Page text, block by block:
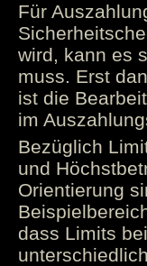
Für
wird, kann es
muss. Erst
ist die
im
Bezüglich
und
Orientierung
dass Limits